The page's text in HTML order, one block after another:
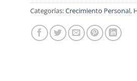
Categorías:Crecimiento Personal,